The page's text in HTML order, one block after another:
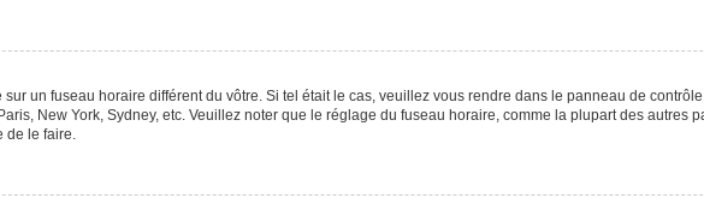
un fuseau horaire différent du vôtre. Si tel était le cas, veuillez vous rendre dans le panneau de
New York, Sydney, etc. Veuillez noter que le réglage du fuseau horaire, comme la plupart des autres
de le faire.